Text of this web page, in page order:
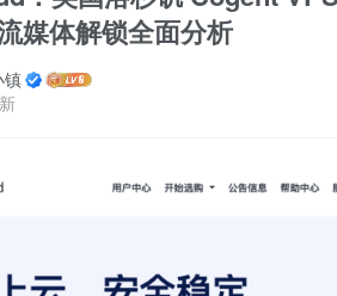
媒体解锁全面分析
镇